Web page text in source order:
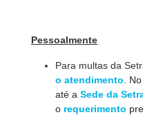
Pessoalmente
Para multas da
o atendimento .
até a Sede da
o requerimento